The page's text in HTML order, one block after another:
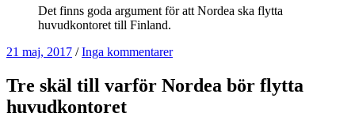
Det finns goda argument för att Nordea ska flytta
huvudkontoret till Finland.
21 maj, 2017 / Inga kommentarer
Tre skäl till varför Nordea bör flytta
huvudkontoret